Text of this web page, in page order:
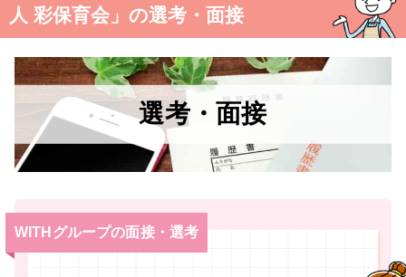
人 彩保育会」の選考・面接
選考・面接
WITHグループの面接・選考